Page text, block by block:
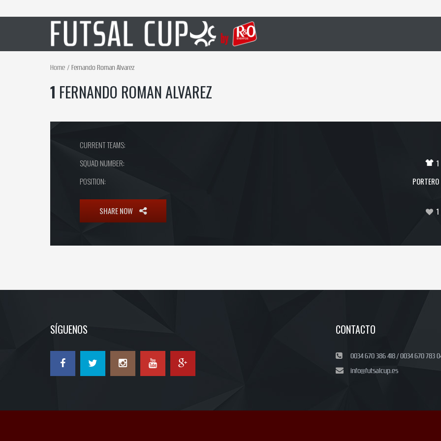
Home Fernando Roman Alvarez
1 FERNANDO ROMAN ALVAREZ
CURRENT TEAMS:
SQUAD NUMBER:
1
POSITION:
PORTERO
SHARE NOW 1
SÍGUENOS CONTACTO
0034 670 386 418 / 0034 670 783
info@futsalcup.es